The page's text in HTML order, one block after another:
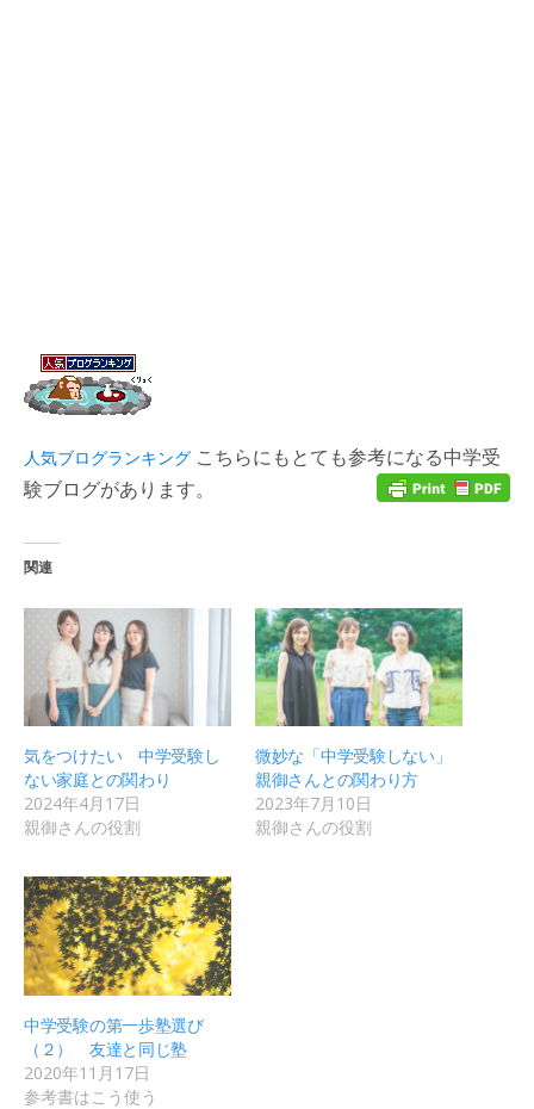
人気ブログランキング こちらにもとても参考になる中学受
験ブログがあります。
関連
気をつけたい 中学受験し
ない家庭との関わり
2024年4月17日
親御さんの役割
微妙な「中学受験しない」
親御さんとの関わり方
2023年7月10日
親御さんの役割
中学受験の第一歩塾選び
（２） 友達と同じ塾
2020年11月17日
参考書はこう使う